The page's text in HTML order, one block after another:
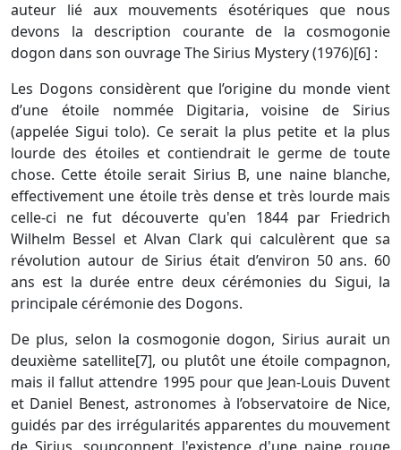
auteur lié aux mouvements ésotériques que nous
devons la description courante de la cosmogonie
dogon dans son ouvrage The Sirius Mystery (1976)[6] :
Les Dogons considèrent que l’origine du monde vient
d’une étoile nommée Digitaria, voisine de Sirius
(appelée Sigui tolo). Ce serait la plus petite et la plus
lourde des étoiles et contiendrait le germe de toute
chose. Cette étoile serait Sirius B, une naine blanche,
effectivement une étoile très dense et très lourde mais
celle-ci ne fut découverte qu'en 1844 par Friedrich
Wilhelm Bessel et Alvan Clark qui calculèrent que sa
révolution autour de Sirius était d’environ 50 ans. 60
ans est la durée entre deux cérémonies du Sigui, la
principale cérémonie des Dogons.
De plus, selon la cosmogonie dogon, Sirius aurait un
deuxième satellite[7], ou plutôt une étoile compagnon,
mais il fallut attendre 1995 pour que Jean-Louis Duvent
et Daniel Benest, astronomes à l’observatoire de Nice,
guidés par des irrégularités apparentes du mouvement